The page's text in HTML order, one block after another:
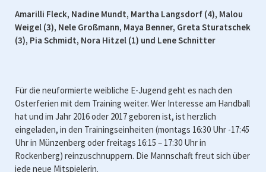
Amarilli Fleck, Nadine Mundt, Martha Langsdorf (4), Malou
Weigel (3), Nele Großmann, Maya Benner, Greta Sturatschek
(3), Pia Schmidt, Nora Hitzel (1) und Lene Schnitter
Für die neuformierte weibliche E-Jugend geht es nach den
Osterferien mit dem Training weiter. Wer Interesse am Handball
hat und im Jahr 2016 oder 2017 geboren ist, ist herzlich
eingeladen, in den Trainingseinheiten (montags 16:30 Uhr -17:45
Uhr in Münzenberg oder freitags 16:15 – 17:30 Uhr in
Rockenberg) reinzuschnuppern. Die Mannschaft freut sich über
jede neue Mitspielerin.